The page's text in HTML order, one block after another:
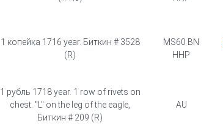
1 копейка 1716 year. Биткин # 3528
(R)
MS60 BN
HHP
1 рубль 1718 year. 1 row of rivets on
chest. "L" on the leg of the eagle,
Биткин # 209 (R)
AU